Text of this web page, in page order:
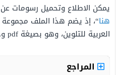
يمكن الاطلاع وتحميل رسومات عن
هنا“، إذ يضم هذا الملف
العربية للتلوين، وهو بصيغة pdf وجاهز للطباعة.
المراجع